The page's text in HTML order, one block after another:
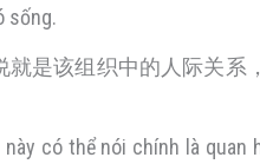
sống.
是该组织中的人际关
có thể nói chính là